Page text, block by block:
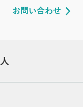
お問い合わせ
人